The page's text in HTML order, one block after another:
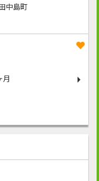
中島町
月